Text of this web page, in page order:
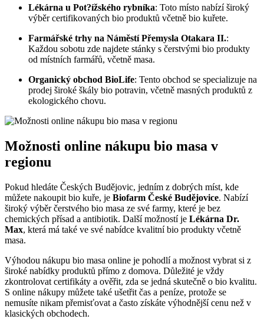
Lékárna ⁢u Pot?ížského rybníka: Toto místo⁤ nabízí široký
výběr certifikovaných bio produktů včetně bio kuřete.
Farmářské trhy⁤ na Náměstí Přemysla Otakara II.:
Každou sobotu zde najdete stánky ​s čerstvými bio produkty
od místních farmářů, včetně‌ masa.
Organický obchod BioLife: Tento obchod se specializuje na
prodej široké škály bio potravin, včetně masných‍ produktů z
‍ekologického chovu.
Možnosti ​online nákupu bio ⁤masa v⁣
regionu
Pokud hledáte Českých Budějovic, jedním z dobrých míst, ⁢kde
můžete nakoupit‍ bio kuře, je Biofarm České Budějovice. Nabízí
široký výběr čerstvého⁣ bio masa ze své farmy, které je bez
chemických přísad a antibiotik. Další možností je Lékárna Dr.
‌Max, která má ‍také​ ve své​ nabídce kvalitní bio⁤ produkty včetně
masa.
Výhodou nákupu bio‍ masa ‌online je pohodlí a možnost vybrat si z
široké nabídky produktů přímo z domova. Důležité je‌ vždy
zkontrolovat certifikáty a ověřit, zda se jedná​ skutečně o bio ‌kvalitu.
S⁤ online nákupy můžete také ušetřit‍ čas ⁣a peníze, protože se
nemusíte nikam přemisťovat a často získáte výhodnější cenu ‍než v
klasických obchodech.